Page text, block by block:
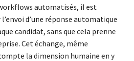
automatisés, il est
d’une réponse automatique
candidat, sans que cela prenne
Cet échange, même
la dimension humaine en y